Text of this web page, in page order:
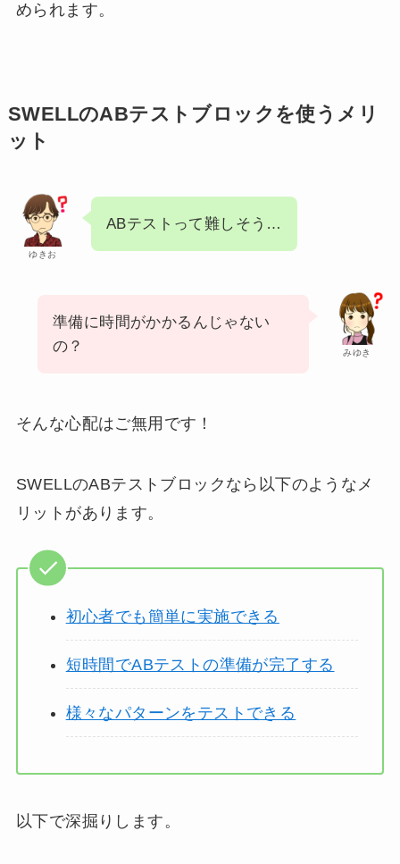
められます。
SWELLのABテストブロックを使うメリ
ット
ゆきお
ABテストって難しそう…
みゆき
準備に時間がかかるんじゃない
の？
そんな心配はご無用です！
SWELLのABテストブロックなら以下のようなメ
リットがあります。
初心者でも簡単に実施できる
短時間でABテストの準備が完了する
様々なパターンをテストできる
以下で深掘りします。